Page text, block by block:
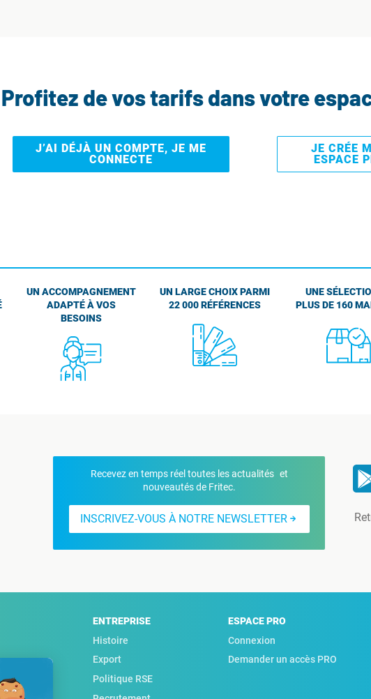
Profitez de vos tarifs dans votre
J’AI DÉJÀ UN COMPTE, JE ME
CONNECTE
JE CRÉE
ESPACE
UN ACCOMPAGNEMENT
ADAPTÉ À VOS
BESOINS
UN LARGE CHOIX PARMI
22 000 RÉFÉRENCES
UNE
PLUS DE 160
Recevez en temps réel toutes les actualités et
nouveautés de Fritec.
INSCRIVEZ-VOUS À NOTRE NEWSLETTER
ENTREPRISE
Histoire
Export
Politique RSE
ESPACE PRO
Connexion
Demander un accès PRO